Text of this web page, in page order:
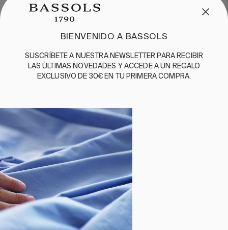
Seleccionar tamaño
NUESTRA HISTORIA
SOMOS SOSTENIBLES
BASSOLS BUSINESS
ENGLISH ESPAÑOL FRANÇAIS
TÉRMINOS Y
CONDICIONES
POLÍTICA DE
PRIVACIDAD
POLÍTICA
DE
SÍGUENOS
BIENVENIDO A BASSOLS
SUSCRÍBETE A NUESTRA NEWSLETTER PARA RECIBIR
LAS ÚLTIMAS NOVEDADES Y ACCEDE A UN REGALO
EXCLUSIVO DE 30€ EN TU PRIMERA COMPRA.